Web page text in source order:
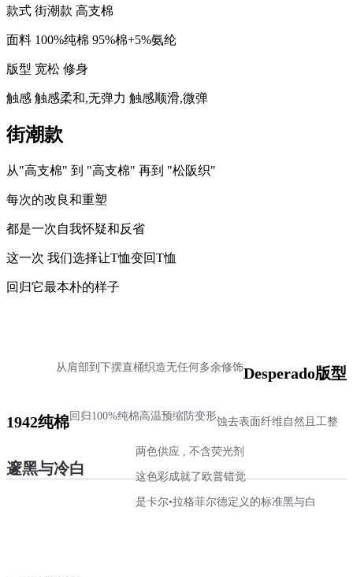
款式 街潮款 高支棉
面料 100%纯棉 95%棉+5%氨纶
版型 宽松 修身
触感 触感柔和,无弹力 触感顺滑,微弹
街潮款
从"高支棉" 到 "高支棉" 再到 "松阪织"
每次的改良和重塑
都是一次自我怀疑和反省
这一次 我们选择让T恤变回T恤
回归它最本朴的样子
Desperado版型
无任何多余修饰
从肩部到下摆直桶织造
1942纯棉回归100%纯棉高温预缩防变形蚀去表面纤维 自然且工整
邃黑与冷白
两色供应 , 不含荧光剂
这色彩成就了欧普错觉
是卡尔•拉格菲尔德定义的标准黑与白